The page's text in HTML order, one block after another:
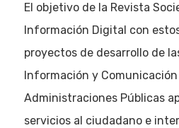
El objetivo de la Revista
Información Digital con
proyectos de desarrollo de
Información y Comunicación
Administraciones Públicas
servicios al ciudadano e